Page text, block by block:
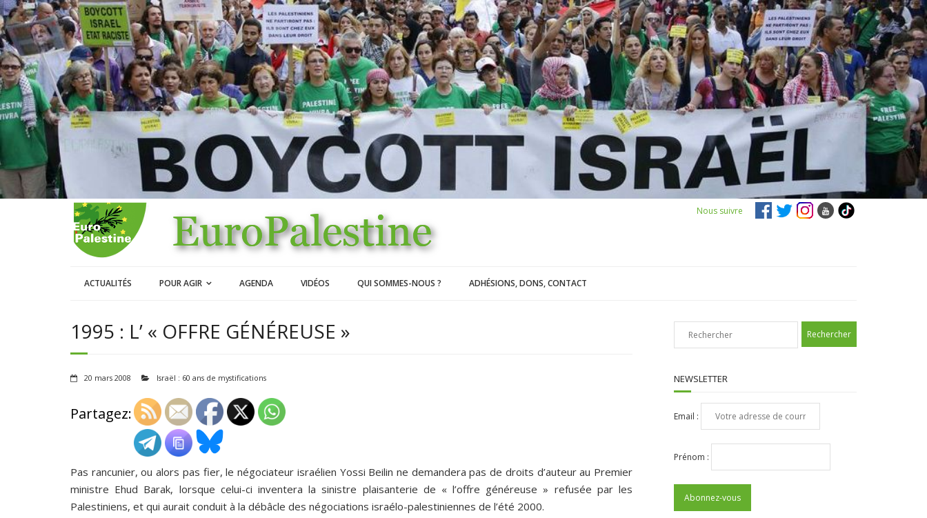
Nous suivre
ACTUALITÉS POUR AGIR AGENDA VIDÉOS QUI SOMMES-NOUS ? ADHÉSIONS, DONS, CONTACT
1995 : L’ « OFFRE GÉNÉREUSE »
20 mars 2008 Israël : 60 ans de mystifications
Partagez:
Pas rancunier, ou alors pas fier, le négociateur israélien Yossi Beilin ne demandera pas de droits d’auteur au Premier
ministre Ehud Barak, lorsque celui-ci inventera la sinistre plaisanterie de « l’offre généreuse » refusée par les
Palestiniens, et qui aurait conduit à la débâcle des négociations israélo-palestiniennes de l’été 2000.
NEWSLETTER
Email :
Prénom :